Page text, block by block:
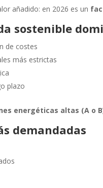
añadido: en 2026 es un
sostenible
de costes
más estrictas
plazo
energéticas altas (A o
demandadas